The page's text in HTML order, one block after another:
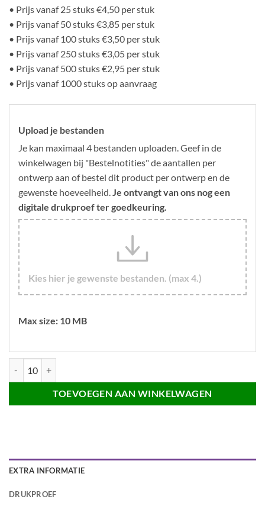
• Prijs vanaf 25 stuks €4,50 per stuk
• Prijs vanaf 50 stuks €3,85 per stuk
• Prijs vanaf 100 stuks €3,50 per stuk
• Prijs vanaf 250 stuks €3,05 per stuk
• Prijs vanaf 500 stuks €2,95 per stuk
• Prijs vanaf 1000 stuks op aanvraag
Upload je bestanden
Je kan maximaal 4 bestanden uploaden. Geef in de
winkelwagen bij "Bestelnotities" de aantallen per
ontwerp aan of bestel dit product per ontwerp en de
gewenste hoeveelheid.Je ontvangt van ons nog een
digitale drukproef ter goedkeuring.
Kies hier je gewenste bestanden. (max 4.)
Max size: 10 MB
TOEVOEGEN AAN WINKELWAGEN
EXTRA INFORMATIE
DRUKPROEF